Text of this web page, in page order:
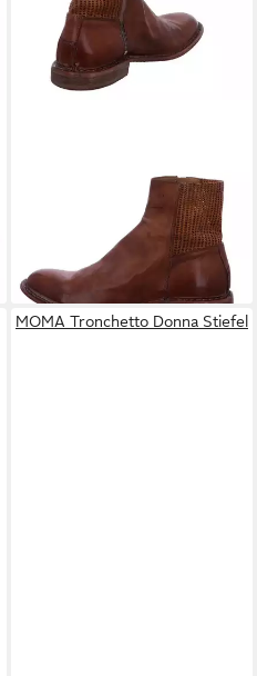
Tronchetto Donna
UVP 399,00 €
-10%
MOMA Tronchetto Donna Stiefel